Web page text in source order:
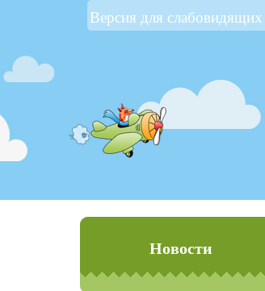
Версия для слабовидящих
Новости